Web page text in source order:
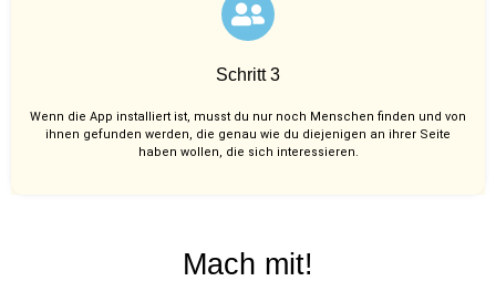
Schritt 3
Wenn die App installiert ist, musst du nur noch Menschen finden und von
ihnen gefunden werden, die genau wie du diejenigen an ihrer Seite
haben wollen, die sich interessieren.
Mach mit!